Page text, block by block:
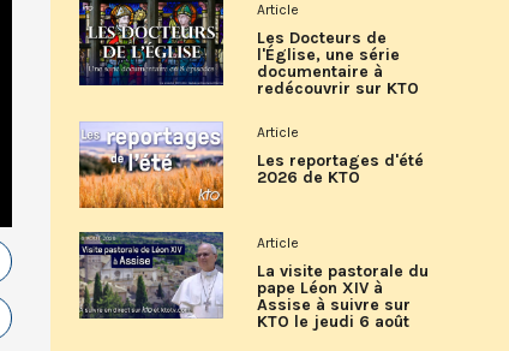
Article
Les Docteurs de
l'Église, une série
documentaire à
redécouvrir sur KTO
Article
Les reportages d'été
2026 de KTO
Article
La visite pastorale du
pape Léon XIV à
Assise à suivre sur
KTO le jeudi 6 août